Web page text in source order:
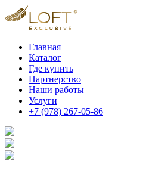
Главная
Каталог
Где купить
Партнерство
Наши работы
Услуги
+7 (978) 267-05-86